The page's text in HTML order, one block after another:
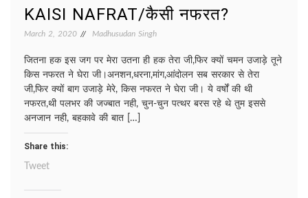
KAISI NAFRAT/कैसी नफरत?
March 2, 2020 Madhusudan Singh
जितना हक इस जग पर मेरा उतना ही हक तेरा जी,फिर क्यों चमन उजाड़े तूने
किस नफरत ने घेरा जी।अनशन,धरना,मांग,आंदोलन सब सरकार से तेरा
जी,फिर क्यों बाग उजाड़े मेरे, किस नफरत ने घेरा जी। ये वर्षों की थी
नफरत,थी पलभर की जज्बात नही, चुन-चुन पत्थर बरस रहे थे तुम इससे
अनजान नही, बहकावे की बात […]
Share this:
Tweet